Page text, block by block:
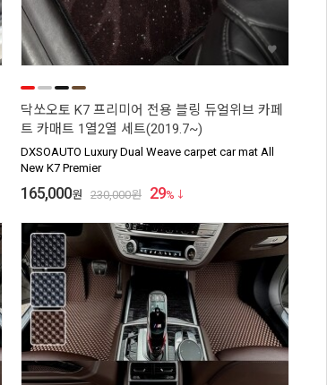
닥쏘오토 K7 프리미어 전용 블링 듀얼위브 카페
트 카매트 1열2열 세트(2019.7~)
DXSOAUTO Luxury Dual Weave carpet car mat All
New K7 Premier
165,000원 230,000원 29%